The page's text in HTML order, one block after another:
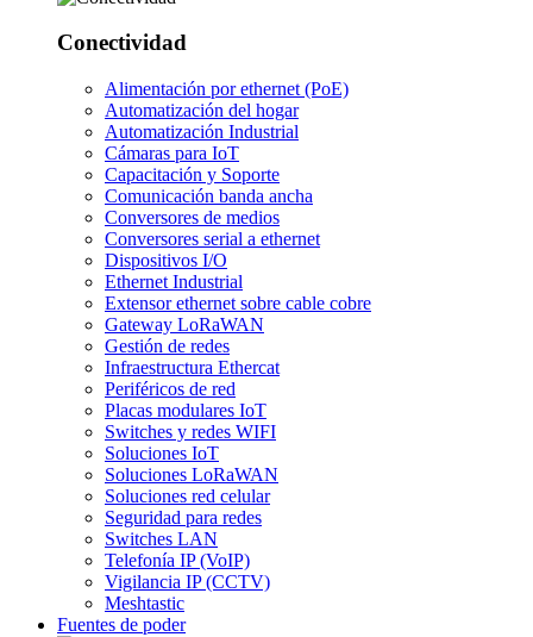
Conectividad
Alimentación por ethernet (PoE)
Automatización del hogar
Automatización Industrial
Cámaras para IoT
Capacitación y Soporte
Comunicación banda ancha
Conversores de medios
Conversores serial a ethernet
Dispositivos I/O
Ethernet Industrial
Extensor ethernet sobre cable cobre
Gateway LoRaWAN
Gestión de redes
Infraestructura Ethercat
Periféricos de red
Placas modulares IoT
Switches y redes WIFI
Soluciones IoT
Soluciones LoRaWAN
Soluciones red celular
Seguridad para redes
Switches LAN
Telefonía IP (VoIP)
Vigilancia IP (CCTV)
Meshtastic
Fuentes de poder